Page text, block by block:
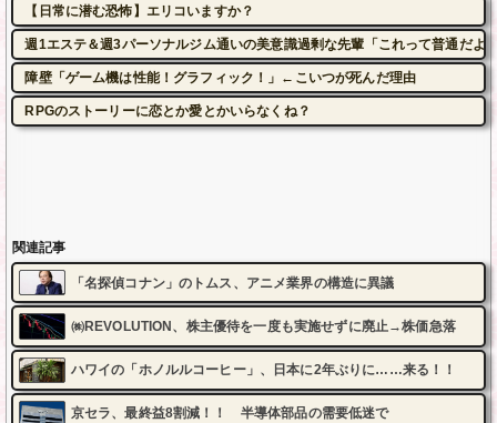
【日常に潜む恐怖】エリコいますか？
週1エステ＆週3パーソナルジム通いの美意識過剰な先輩「これって普通だ
障壁「ゲーム機は性能！グラフィック！」←こいつが死んだ理由
RPGのストーリーに恋とか愛とかいらなくね？
関連記事
「名探偵コナン」のトムス、アニメ業界の構造に異議
㈱REVOLUTION、株主優待を一度も実施せずに廃止→株価急落
ハワイの「ホノルルコーヒー」、日本に2年ぶりに……来る！！
京セラ、最終益8割減！！ 半導体部品の需要低迷で